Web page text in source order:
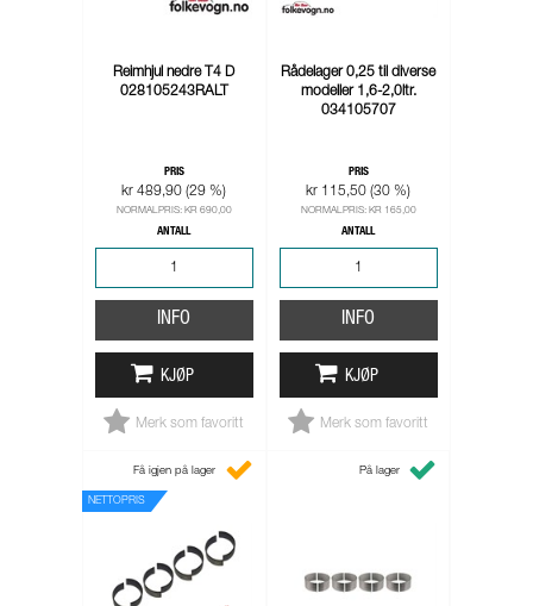
Reimhjul nedre T4 D
028105243RALT
PRIS
kr 489,90 (29 %)
NORMALPRIS: KR 690,00
ANTALL
INFO
KJØP
Merk som favoritt
Rådelager 0,25 til diverse
modeller 1,6-2,0ltr.
034105707
PRIS
kr 115,50 (30 %)
NORMALPRIS: KR 165,00
ANTALL
INFO
KJØP
Merk som favoritt
NETTOPRIS
Få igjen på lager På lager